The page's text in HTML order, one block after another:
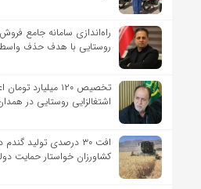
راه‌اندازی سامانه جامع
روستایی با هدف حذف
تخصیص ۱۲۰ میلیارد تومان
اشتغالزایی روستایی در
افت ۳۰ درصدی تولید
کشاورزان خواستار حمایت